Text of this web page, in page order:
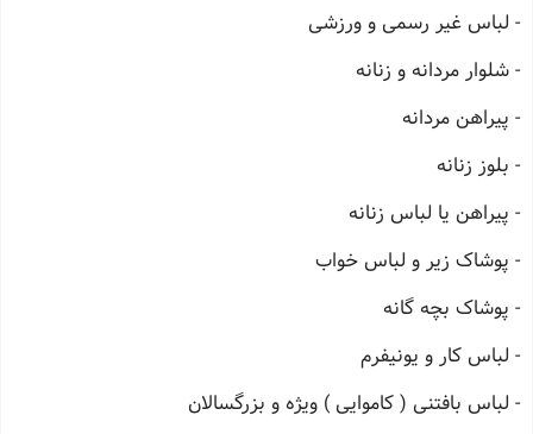
- لباس غیر رسمی و ورزشی
- شلوار مردانه و زنانه
- پیراهن مردانه
- بلوز زنانه
- پیراهن یا لباس زنانه
- پوشاک زیر و لباس خواب
- پوشاک بچه گانه
- لباس کار و یونیفرم
- لباس بافتنی ( کاموایی ) ویژه و بزرگسالان